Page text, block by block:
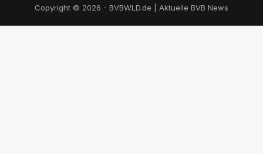
Copyright © 2026 - BVBWLD.de | Aktuelle BVB News